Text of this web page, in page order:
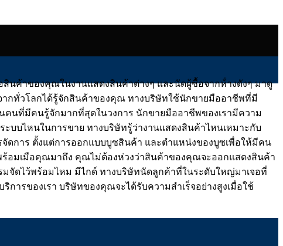
นค้าของคุณในงานแสดงสินค้าต่างๆ และนัดผู้ซื้อจากห้่างดังๆ มาดู
กทั่วโลกได้รู้จักสินค้าของคุณ ทางบริษัทใช้นักขายมืออาชีพที่มี
นที่มีคนรู้จักมากที่สุดในวงการ นักขายมืออาชีพของเรามีความ
บบไหนในการขาย ทางบริษัทรู้ว่างานแสดงสินค้าไหนเหมาะกับ
การ ตั้งแต่การออกแบบบูซสินค้า และตำแหน่งของบูซเพื่อให้มีคน
ร้อมเมือคุณมาถึง คุณไม่ต้องห่วงว่าสินค้าของคุณจะออกแสดงสินค้า
ดไว้พร้อมไหม มีไกด์ ทางบริษัทนัดลูกค้าที่ในระดับใหญ่มาเจอที่
ารของเรา บริษัทของคุณจะได้รับความสำเร็จอย่างสูงเมื่อใช้